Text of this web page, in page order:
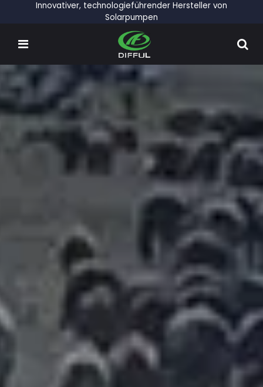
Innovativer, technologieführender Hersteller von
Solarpumpen